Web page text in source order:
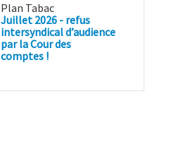
Plan Tabac
Juillet 2026 - refus
intersyndical d’audience
par la Cour des
comptes !